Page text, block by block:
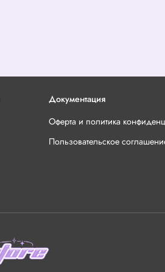
Документация
Оферта и политика
Пользовательское